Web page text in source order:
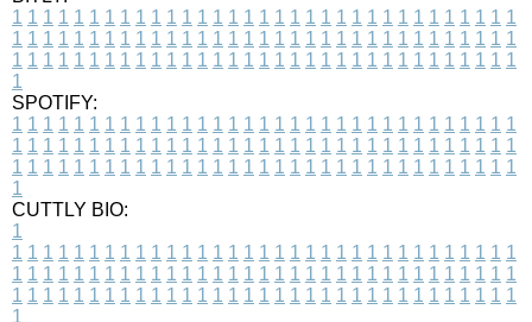
1 1 1 1 1 1 1 1 1 1 1 1 1 1 1 1 1 1 1 1 1 1 1 1 1 1 1 1 1 1 1 1 1
1 1 1 1 1 1 1 1 1 1 1 1 1 1 1 1 1 1 1 1 1 1 1 1 1 1 1 1 1 1 1 1 1
1 1 1 1 1 1 1 1 1 1 1 1 1 1 1 1 1 1 1 1 1 1 1 1 1 1 1 1 1 1 1 1 1
1
SPOTIFY:
1 1 1 1 1 1 1 1 1 1 1 1 1 1 1 1 1 1 1 1 1 1 1 1 1 1 1 1 1 1 1 1 1
1 1 1 1 1 1 1 1 1 1 1 1 1 1 1 1 1 1 1 1 1 1 1 1 1 1 1 1 1 1 1 1 1
1 1 1 1 1 1 1 1 1 1 1 1 1 1 1 1 1 1 1 1 1 1 1 1 1 1 1 1 1 1 1 1 1
1
CUTTLY BIO:
1
1 1 1 1 1 1 1 1 1 1 1 1 1 1 1 1 1 1 1 1 1 1 1 1 1 1 1 1 1 1 1 1 1
1 1 1 1 1 1 1 1 1 1 1 1 1 1 1 1 1 1 1 1 1 1 1 1 1 1 1 1 1 1 1 1 1
1 1 1 1 1 1 1 1 1 1 1 1 1 1 1 1 1 1 1 1 1 1 1 1 1 1 1 1 1 1 1 1 1
1